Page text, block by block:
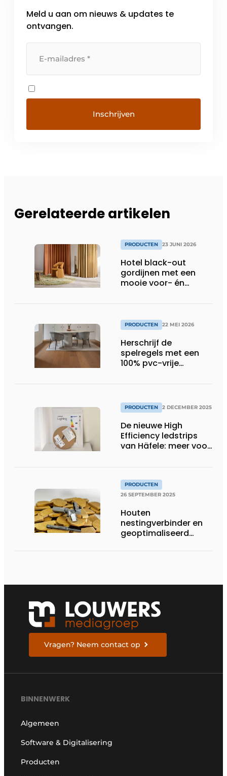
Meld u aan om nieuws & updates te
ontvangen.
Gerelateerde artikelen
PRODUCTEN 23 JUNI 2026
Hotel black-out
gordijnen met een
mooie voor- én
PRODUCTEN 22 MEI 2026
Herschrijf de
spelregels met een
100% pvc-vrije
PRODUCTEN 2 DECEMBER 2025
De nieuwe High
Efficiency ledstrips
van Häfele: meer voor
PRODUCTEN
26 SEPTEMBER 2025
Houten
nestingverbinder en
geoptimaliseerd
Vragen? Neem contact op
BINNENWERK
Algemeen
Software & Digitalisering
Producten